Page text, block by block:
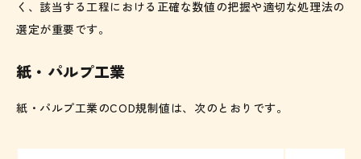
く、該当する工程における正確な数値の把握や適切な処理法の
選定が重要です。
紙・パルプ工業
紙・パルプ工業のCOD規制値は、次のとおりです。